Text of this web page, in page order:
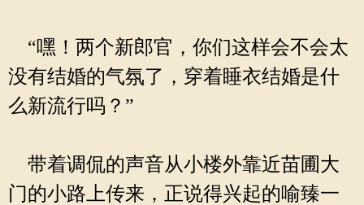
“嘿！两个新郎官，你们这样会不会太
没有结婚的气氛了，穿着睡衣结婚是什
么新流行吗？”
带着调侃的声音从小楼外靠近苗圃大
门的小路上传来，正说得兴起的喻臻一